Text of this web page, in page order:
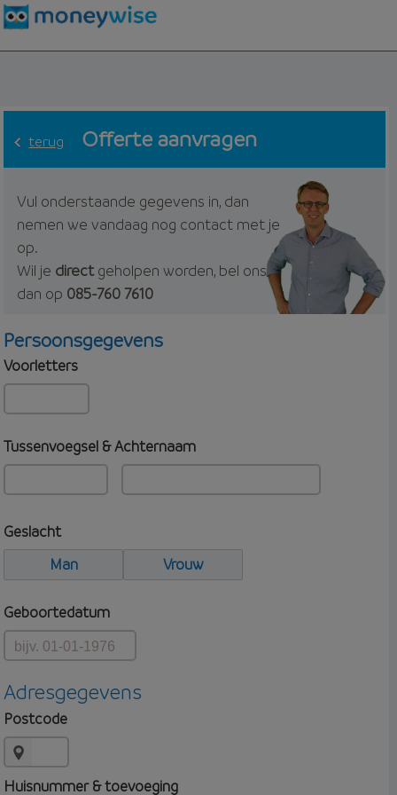
terug Offerte aanvragen
Vul onderstaande gegevens in, dan
nemen we vandaag nog contact met je
op.
Wil je directgeholpen worden, bel ons
dan op 085-760 7610
Persoonsgegevens
Voorletters
Tussenvoegsel & Achternaam
Geslacht
Man
Vrouw
Geboortedatum
Adresgegevens
Postcode
Huisnummer & toevoeging